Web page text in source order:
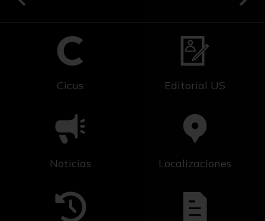
Cicus Editorial US
Noticias Localizaciones